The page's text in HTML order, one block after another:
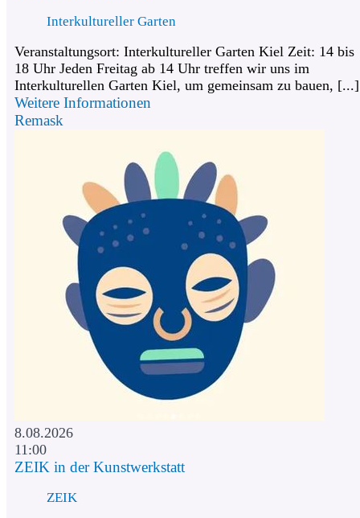
Interkultureller Garten
Veranstaltungsort: Interkultureller Garten Kiel Zeit: 14 bis
18 Uhr Jeden Freitag ab 14 Uhr treffen wir uns im
Interkulturellen Garten Kiel, um gemeinsam zu bauen, [...]
Weitere Informationen
Remask
8.08.2026
11:00
ZEIK in der Kunstwerkstatt
ZEIK